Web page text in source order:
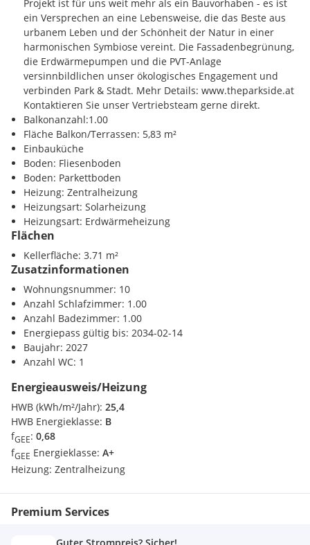
Autobahn 2.80 km
U Bahn 0.50 km
Bus 0.20 km
Sonstige
Zentrum 3.60 km
Projekt ist für uns weit mehr als ein Bauvorhaben - es ist
ein Versprechen an eine Lebensweise, die das Beste aus
urbanem Leben und der Schönheit der Natur in einer
harmonischen Symbiose vereint. Die Fassadenbegrünung,
die Erdwärmepumpen und die PVT-Anlage
versinnbildlichen unser ökologisches Engagement und
verbinden Park & Stadt. Mehr Details: www.theparkside.at
Kontaktieren Sie unser Vertriebsteam gerne direkt.
Balkonanzahl:1.00
Fläche Balkon/Terrassen: 5,83 m²
Einbauküche
Boden: Fliesenboden
Boden: Parkettboden
Heizung: Zentralheizung
Heizungsart: Solarheizung
Heizungsart: Erdwärmeheizung
Flächen
Kellerfläche: 3.71 m²
Zusatzinformationen
Wohnungsnummer: 10
Anzahl Schlafzimmer: 1.00
Anzahl Badezimmer: 1.00
Energiepass gültig bis: 2034-02-14
Baujahr: 2027
Anzahl WC: 1
Energieausweis/Heizung
HWB (kWh/m²/Jahr): 25,4
HWB Energieklasse: B
fGEE: 0,68
fGEE Energieklasse: A+
Heizung: Zentralheizung
Premium Services
Guter Strompreis? Sicher!